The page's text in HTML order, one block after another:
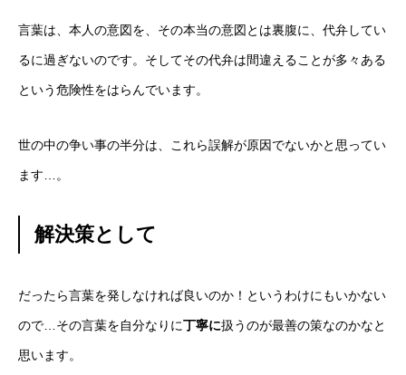
言葉は、本人の意図を、その本当の意図とは裏腹に、代弁してい
るに過ぎないのです。そしてその代弁は間違えることが多々ある
という危険性をはらんでいます。
世の中の争い事の半分は、これら誤解が原因でないかと思ってい
ます…。
解決策として
だったら言葉を発しなければ良いのか！というわけにもいかない
ので…その言葉を自分なりに丁寧に扱うのが最善の策なのかなと
思います。